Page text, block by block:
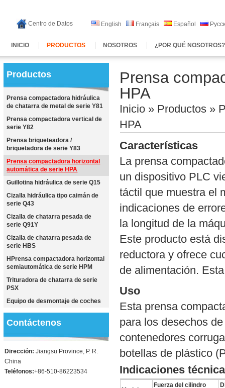
Centro de Datos English Français Español
INICIO PRODUCTOS NOSOTROS ¿POR QUÉ NOSOTROS?
Productos
Prensa compactadora hidráulica
de chatarra de metal de serie Y81
Prensa compactadora vertical de
serie Y82
Prensa briqueteadora /
briquetadora de serie Y83
Prensa compactadora horizontal
automática de serie HPA
Guillotina hidráulica de serie Q15
Cizalla hidráulica tipo caimán de
serie Q43
Cizalla de chatarra pesada de
serie Q91Y
Cizalla de chatarra pesada de
serie HBS
HPrensa compactadora horizontal
semiautomática de serie HPM
Trituradora de chatarra de serie
PSX
Equipo de desmontaje de coches
Contáctenos
Dirección: Jiangsu Province, P. R.
China
Teléfonos:+86-510-86223534
Prensa
HPA
Inicio » Productos »
HPA
Características
La prensa
un dispositivo PLC
táctil que muestra el
indicaciones de
la longitud de la
Este producto está
reductora y ofrece
de alimentación.
Uso
Esta prensa
para los desechos
contenedores
botellas de plástico
Indicaciones
Fuerza del cilindro